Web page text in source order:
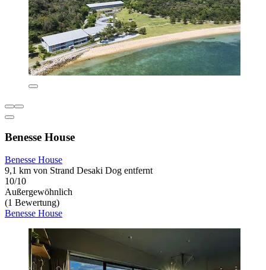
Benesse House
Benesse House
9,1 km von Strand Desaki Dog entfernt
10/10
Außergewöhnlich
(1 Bewertung)
Benesse House